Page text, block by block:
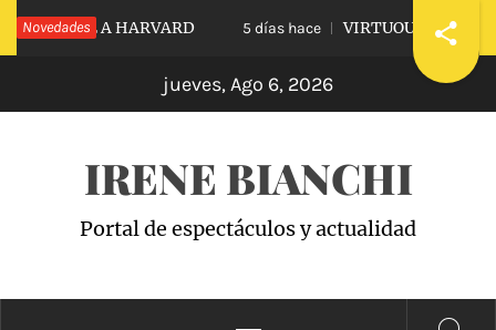
Saltar
al
NovedadesA HARVARD 5 días hace VIRTUOUS VS. VICIOUS
jueves, Ago 6, 2026
IRENE BIANCHI
Portal de espectáculos y actualidad